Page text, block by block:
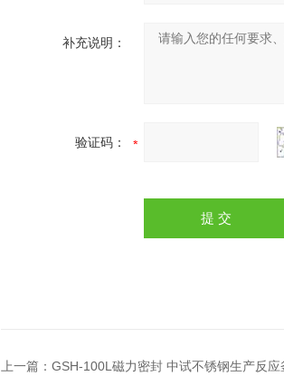
补充说明：
验证码：
上一篇： GSH-100L磁力密封 中试不锈钢生产反应